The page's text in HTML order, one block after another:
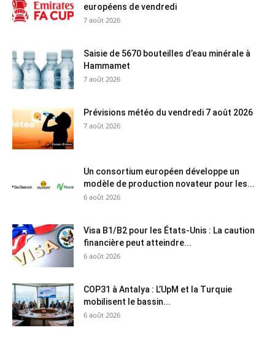
européens de vendredi
7 août 2026
Saisie de 5670 bouteilles d’eau minérale à
Hammamet
7 août 2026
Prévisions météo du vendredi 7 août 2026
7 août 2026
Un consortium européen développe un
modèle de production novateur pour les...
6 août 2026
Visa B1/B2 pour les États-Unis : La caution
financière peut atteindre...
6 août 2026
COP31 à Antalya : L’UpM et la Turquie
mobilisent le bassin...
6 août 2026